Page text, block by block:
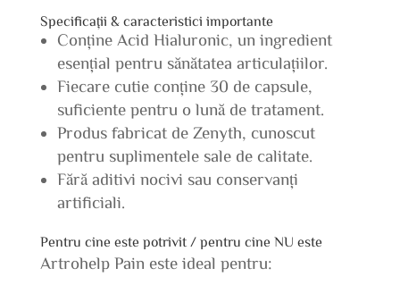
Specificații & caracteristici importante
Conține Acid Hialuronic, un ingredient
esențial pentru sănătatea articulațiilor.
Fiecare cutie conține 30 de capsule,
suficiente pentru o lună de tratament.
Produs fabricat de Zenyth, cunoscut
pentru suplimentele sale de calitate.
Fără aditivi nocivi sau conservanți
artificiali.
Pentru cine este potrivit / pentru cine NU este
Artrohelp Pain este ideal pentru: